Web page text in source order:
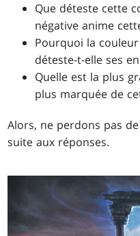
Que déteste cette
négative anime
Pourquoi la
déteste-t-elle ses
Quelle est la plus
plus marquée de
Alors, ne perdons pas
suite aux réponses.